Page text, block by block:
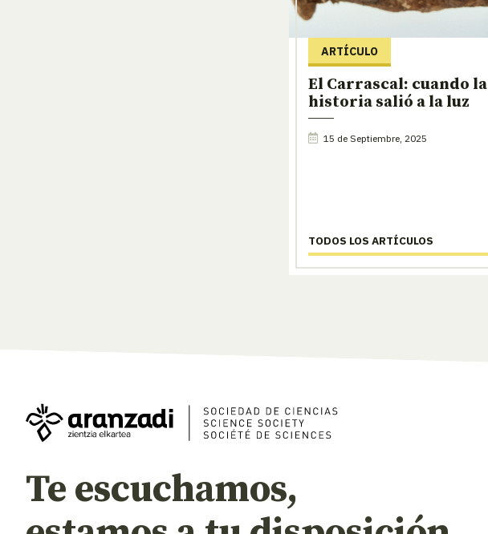
ARTÍCULO
El Carrascal: cuando la
historia salió a la luz
15 de Septiembre, 2025
TODOS LOS ARTÍCULOS
Te escuchamos,